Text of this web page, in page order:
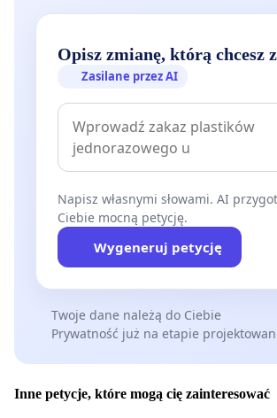
Opisz zmianę, którą chcesz
Zasilane przez AI
Napisz własnymi słowami. AI
Ciebie mocną petycję.
Wygeneruj petycję
Twoje dane należą do Ciebie
Prywatność już na etapie
Inne petycje, które mogą cię zainteresować